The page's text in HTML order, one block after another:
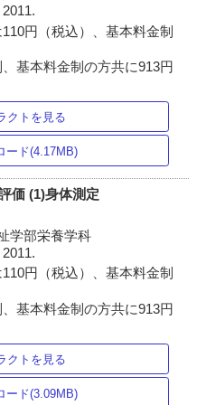
円（税込）、基本料金制
基本料金制の方共に913円
クトを見る
ード(4.17MB)
価 (1)身体測定
学部栄養学科
円（税込）、基本料金制
基本料金制の方共に913円
クトを見る
ード(3.09MB)